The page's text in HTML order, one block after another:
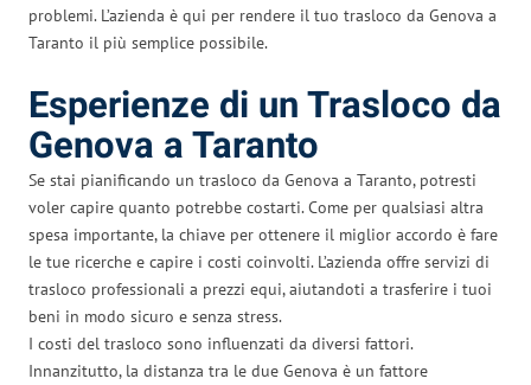
problemi. L’azienda è qui per rendere il tuo trasloco da Genova a
Taranto il più semplice possibile.
Esperienze di un Trasloco da
Genova a Taranto
Se stai pianificando un trasloco da Genova a Taranto, potresti
voler capire quanto potrebbe costarti. Come per qualsiasi altra
spesa importante, la chiave per ottenere il miglior accordo è fare
le tue ricerche e capire i costi coinvolti. L’azienda offre servizi di
trasloco professionali a prezzi equi, aiutandoti a trasferire i tuoi
beni in modo sicuro e senza stress.
I costi del trasloco sono influenzati da diversi fattori.
Innanzitutto, la distanza tra le due Genova è un fattore